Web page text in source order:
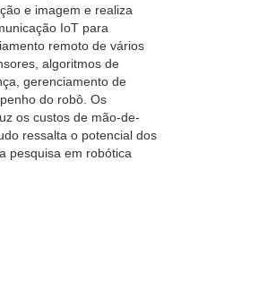
e imagem e realiza
IoT para
remoto de vários
algoritmos de
gerenciamento de
do robô. Os
os custos de mão-de-
ressalta o potencial dos
pesquisa em robótica